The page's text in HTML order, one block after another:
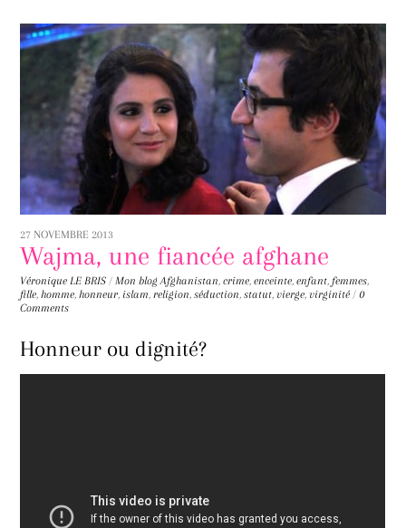
27 NOVEMBRE 2013
Wajma, une fiancée afghane
Véronique LE BRIS / Mon blog Afghanistan,crime,enceinte,enfant, femmes,
fille,homme,honneur, islam, religion,séduction,statut,vierge,virginité / 0
Comments
Honneur ou dignité?